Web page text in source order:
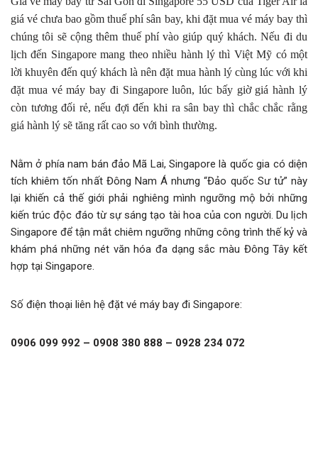
giá vé chưa bao gồm thuế phí sân bay, khi đặt mua vé máy bay thì
chúng tôi sẽ cộng thêm thuế phí vào giúp quý khách. Nếu đi du
lịch đến Singapore mang theo nhiều hành lý thì Việt Mỹ có một
lời khuyên đến quý khách là nên đặt mua hành lý cùng lúc với khi
đặt mua vé máy bay đi Singapore luôn, lúc bấy giờ giá hành lý
còn tương đối rẻ, nếu đợi đến khi ra sân bay thì chắc chắc rằng
giá hành lý sẽ tăng rất cao so với bình thường.
Nằm ở phía nam bán đảo Mã Lai, Singapore là quốc gia có diện
tích khiêm tốn nhất Đông Nam Á nhưng “Đảo quốc Sư tử” này
lại khiến cả thế giới phải nghiêng mình ngưỡng mộ bởi những
kiến trúc độc đáo từ sự sáng tạo tài hoa của con người. Du lịch
Singapore để tận mắt chiêm ngưỡng những công trình thế kỷ và
khám phá những nét văn hóa đa dạng sắc màu Đông Tây kết
hợp tại Singapore.
Số điện thoại liên hệ đặt vé máy bay đi Singapore:
0906 099 992 – 0908 380 888 – 0928 234 072